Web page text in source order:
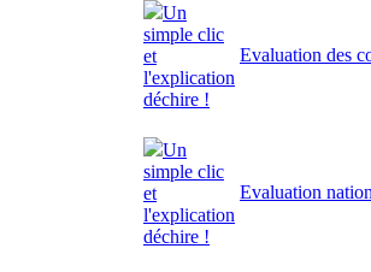
Un
simple clic
et
l'explication
déchire !
Evaluation des
Un
simple clic
et
l'explication
déchire !
Evaluation